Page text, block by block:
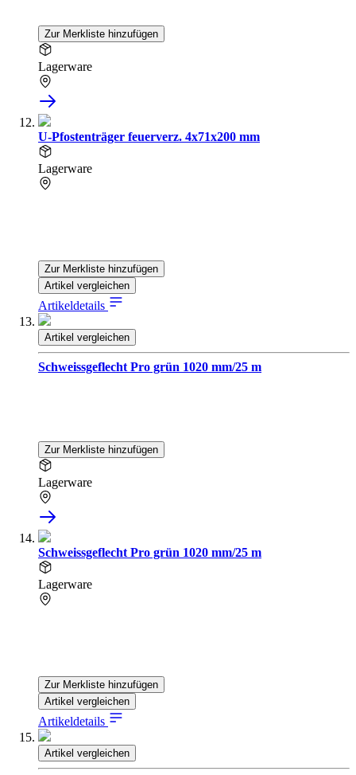
Zur Merkliste hinzufügen
Lagerware
U-Pfostenträger feuerverz. 4x71x200 mm
Lagerware
Zur Merkliste hinzufügen
Artikel vergleichen
Artikeldetails
Artikel vergleichen
Schweissgeflecht Pro grün 1020 mm/25 m
Zur Merkliste hinzufügen
Lagerware
Schweissgeflecht Pro grün 1020 mm/25 m
Lagerware
Zur Merkliste hinzufügen
Artikel vergleichen
Artikeldetails
Artikel vergleichen